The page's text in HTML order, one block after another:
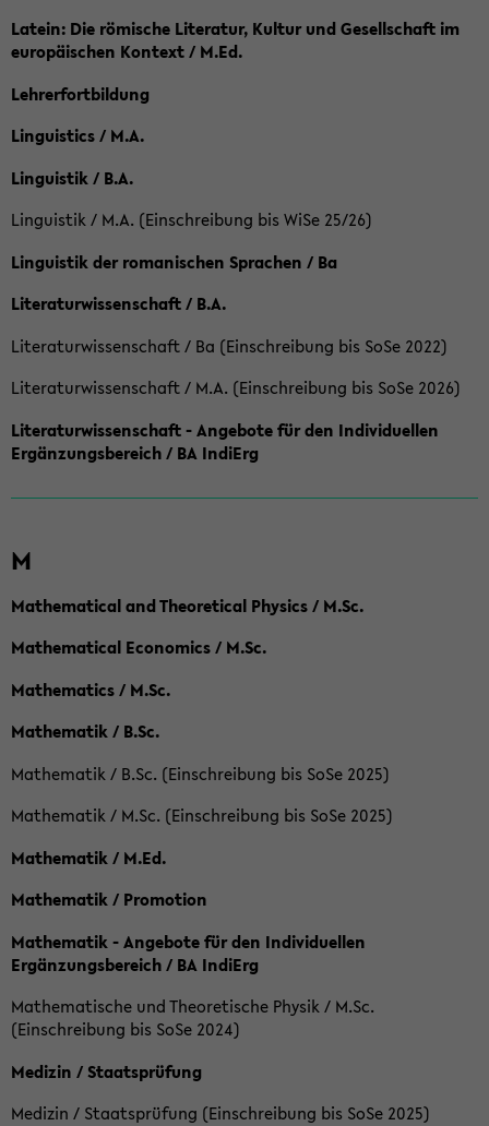
Latein: Die römische Literatur, Kultur und Gesellschaft im
europäischen Kontext / M.Ed.
Lehrerfortbildung
Linguistics / M.A.
Linguistik / B.A.
Linguistik / M.A. (Einschreibung bis WiSe 25/26)
Linguistik der romanischen Sprachen / Ba
Literaturwissenschaft / B.A.
Literaturwissenschaft / Ba (Einschreibung bis SoSe 2022)
Literaturwissenschaft / M.A. (Einschreibung bis SoSe 2026)
Literaturwissenschaft - Angebote für den Individuellen
Ergänzungsbereich / BA IndiErg
M
Mathematical and Theoretical Physics / M.Sc.
Mathematical Economics / M.Sc.
Mathematics / M.Sc.
Mathematik / B.Sc.
Mathematik / B.Sc. (Einschreibung bis SoSe 2025)
Mathematik / M.Sc. (Einschreibung bis SoSe 2025)
Mathematik / M.Ed.
Mathematik / Promotion
Mathematik - Angebote für den Individuellen
Ergänzungsbereich / BA IndiErg
Mathematische und Theoretische Physik / M.Sc.
(Einschreibung bis SoSe 2024)
Medizin / Staatsprüfung
Medizin / Staatsprüfung (Einschreibung bis SoSe 2025)